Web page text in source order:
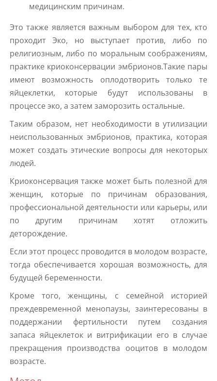
медицинским причинам.
Это также является важным выбором для тех, кто
проходит Эко, но выступает против, либо по
религиозным, либо по моральным соображениям,
практике криоконсервации эмбрионов.Такие пары
имеют возможность оплодотворить только те
яйцеклетки, которые будут использованы в
процессе эко, а затем заморозить остальные.
Таким образом, нет необходимости в утилизации
неиспользованных эмбрионов, практика, которая
может создать этические вопросы для некоторых
людей.
Криоконсервация также может быть полезной для
женщин, которые по причинам образования,
профессиональной деятельности или карьеры, или
по другим причинам хотят отложить
деторождение.
Если этот процесс проводится в молодом возрасте,
тогда обеспечивается хорошая возможность, для
будущей беременности.
Кроме того, женщины, с семейной историей
преждевременной менопаузы, заинтересованы в
поддержании фертильности путем создания
запаса яйцеклеток и витрификации его в случае
прекращения производства ооцитов в молодом
возрасте.